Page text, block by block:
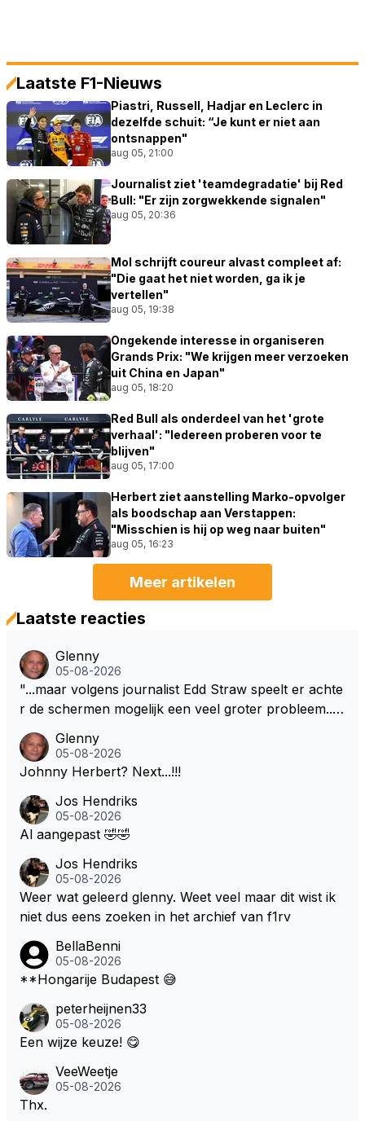
Laatste F1-Nieuws
Piastri, Russell, Hadjar en Leclerc in
dezelfde schuit: “Je kunt er niet aan
ontsnappen"
aug 05, 21:00
Journalist ziet 'teamdegradatie' bij Red
Bull: "Er zijn zorgwekkende signalen"
aug 05, 20:36
Mol schrijft coureur alvast compleet af:
"Die gaat het niet worden, ga ik je
vertellen"
aug 05, 19:38
Ongekende interesse in organiseren
Grands Prix: "We krijgen meer verzoeken
uit China en Japan"
aug 05, 18:20
Red Bull als onderdeel van het 'grote
verhaal': "Iedereen proberen voor te
blijven"
aug 05, 17:00
Herbert ziet aanstelling Marko-opvolger
als boodschap aan Verstappen:
"Misschien is hij op weg naar buiten"
aug 05, 16:23
Meer artikelen
Laatste reacties
Glenny
05-08-2026
"...maar volgens journalist Edd Straw speelt er achte
r de schermen mogelijk een veel groter probleem..."
Glenny
05-08-2026
Johnny Herbert? Next...!!!
Jos Hendriks
05-08-2026
Al aangepast 🤣🤣
Jos Hendriks
05-08-2026
Weer wat geleerd glenny. Weet veel maar dit wist ik
niet dus eens zoeken in het archief van f1rv
BellaBenni
05-08-2026
**Hongarije Budapest 😅
peterheijnen33
05-08-2026
Een wijze keuze! 😋
VeeWeetje
05-08-2026
Thx.